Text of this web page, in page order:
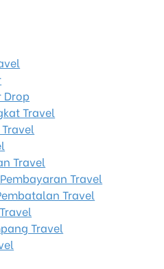
Drop
Travel
Travel
Travel
Travel
Travel